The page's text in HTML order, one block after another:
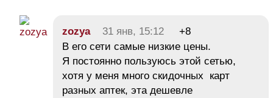
zozya 31 янв, 15:12
+8
В его сети самые низкие цены.
Я постоянно пользуюсь этой сетью,
хотя у меня много скидочных карт
разных аптек, эта дешевле